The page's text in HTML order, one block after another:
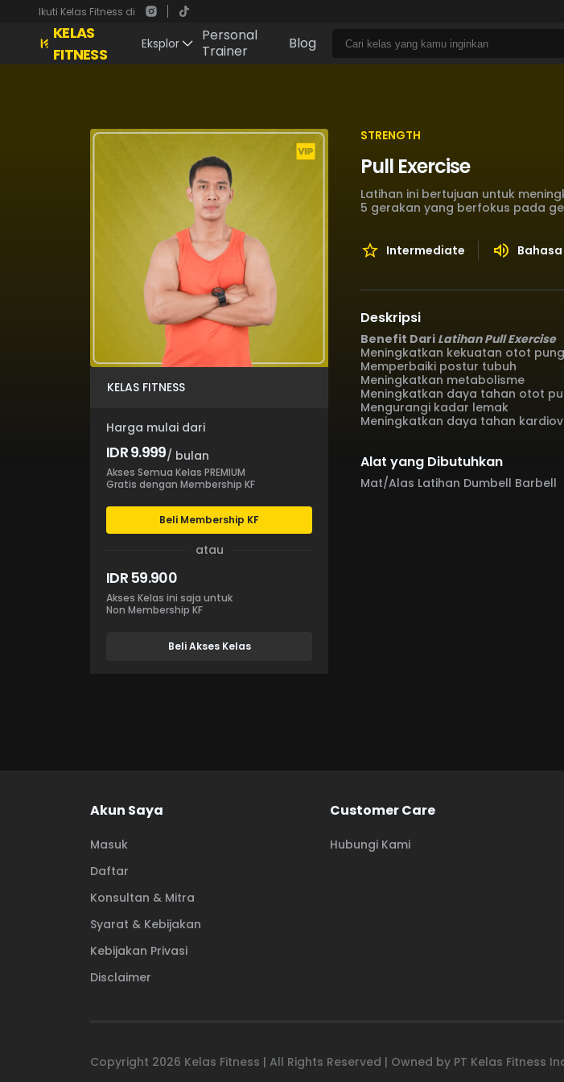
Ikuti Kelas Fitness di
KELAS
FITNESS
Eksplor
Personal
Trainer
Blog
KELAS FITNESS
Harga mulai dari
IDR 9.999/ bulan
Akses Semua Kelas PREMIUM
Gratis dengan Membership KF
Beli Membership KF
atau
IDR 59.900
Akses Kelas ini saja untuk
Non Membership KF
Beli Akses Kelas
STRENGTH
Pull Exercise
Latihan ini bertujuan untuk
5 gerakan yang berfokus pada
Intermediate
Deskripsi
Benefit Dari Latihan Pull Exercise
Meningkatkan kekuatan otot
Memperbaiki postur tubuh
Meningkatkan metabolisme
Meningkatkan daya tahan otot
Mengurangi kadar lemak
Meningkatkan daya tahan
Alat yang Dibutuhkan
Mat/Alas Latihan Dumbell Barbell
Akun Saya
Masuk
Daftar
Konsultan & Mitra
Syarat & Kebijakan
Kebijakan Privasi
Disclaimer
Customer Care
Hubungi Kami
Copyright 2026 Kelas Fitness | All Rights Reserved | Owned by PT Kelas Fitness